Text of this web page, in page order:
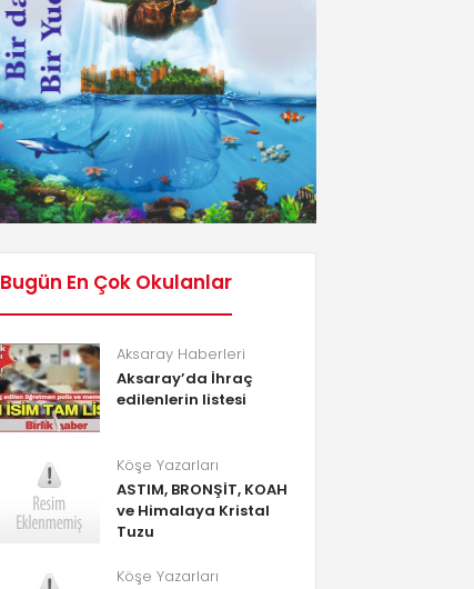
Bugün En Çok Okulanlar
Aksaray Haberleri
Aksaray’da İhraç
edilenlerin listesi
Köşe Yazarları
ASTIM, BRONŞİT, KOAH
ve Himalaya Kristal
Tuzu
Köşe Yazarları